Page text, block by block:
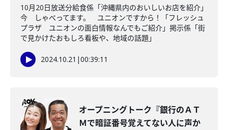
10月20日放送分給食係「沖縄県内のおいしいお店を紹介」
今 しゃべってます。 ユニオンですから！「フレッシュ
プラザ ユニオンの面白情報なんでもご紹介」掲示係「街
で見かけたおもしろ看板や、地域の話題」
2024.10.21 |00:39:11
オープニングトーク『銀行のＡＴ
Ｍで暗証番号覚えてない人に声か